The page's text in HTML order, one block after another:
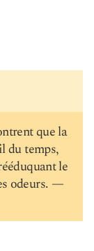
que la
du temps,
le
odeurs. —